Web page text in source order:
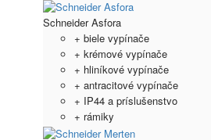
Schneider Asfora
+ biele vypínače
+ krémové vypínače
+ hliníkové vypínače
+ antracitové vypínače
+ IP44 a príslušenstvo
+ rámiky